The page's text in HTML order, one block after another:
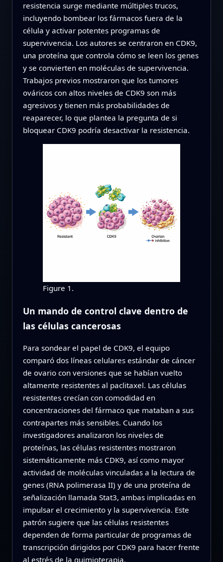
resistencia surge mediante múltiples trucos,
incluyendo bombear los fármacos fuera de la
célula y activar potentes programas de
supervivencia. Los autores se centraron en CDK9,
una proteína que controla cómo se leen los genes
y se convierten en moléculas de supervivencia.
Trabajos previos mostraron que los tumores
ováricos con altos niveles de CDK9 son más
agresivos y tienen más probabilidades de
reaparecer, lo que plantea la pregunta de si
bloquear CDK9 podría desactivar la resistencia.
Figure 1.
Un mando de control clave dentro de
las células cancerosas
Para sondear el papel de CDK9, el equipo
comparó dos líneas celulares estándar de cáncer
de ovario con versiones que se habían vuelto
altamente resistentes al paclitaxel. Las células
resistentes crecían con comodidad en
concentraciones del fármaco que mataban a sus
contrapartes más sensibles. Cuando los
investigadores analizaron los niveles de
proteínas, las células resistentes mostraron
sistemáticamente más CDK9, así como mayor
actividad de moléculas vinculadas a la lectura de
genes (RNA polimerasa II) y de una proteína de
señalización llamada Stat3, ambas implicadas en
impulsar el crecimiento y la supervivencia. Este
patrón sugiere que las células resistentes
dependen de forma particular de programas de
transcripción dirigidos por CDK9 para hacer frente
al estrés de la quimioterapia.